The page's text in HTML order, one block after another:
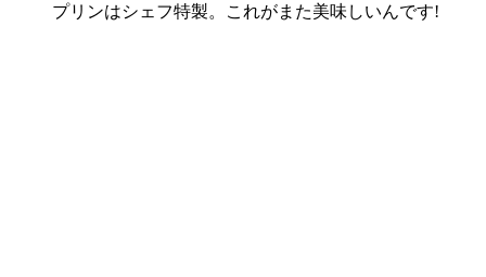
プリンはシェフ特製。これがまた美味しいんです!